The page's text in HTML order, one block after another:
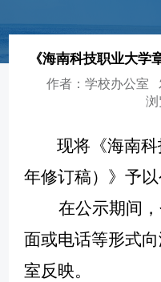
《海南科技职业大学
作者：学校办公室
浏
现将《海南
年修订稿）》予以
在公示期间
面或电话等形式
室反映。